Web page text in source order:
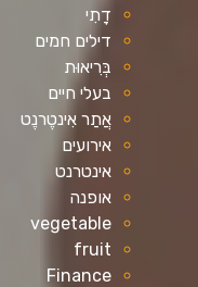
דָתִי
דילים חמים
בְּרִיאוּת
בעלי חיים
אֲתַר אִינטֶרנֶט
אירועים
אינטרנט
אופנה
vegetable
fruit
Finance